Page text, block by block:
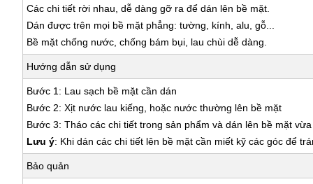
Các chi tiết rời nhau, dễ dàng gỡ ra để dán lên bề mặt.
Dán được trên mọi bề mặt phẳng: tường, kính, alu, gỗ...
Bề mặt chống nước, chống bám bụi, lau chùi dễ dàng.
Hướng dẫn sử dụng
Bước 1: Lau sạch bề mặt cần dán
Bước 2: Xịt nước lau kiếng, hoặc nước thường lên bề mặt
Bước 3: Tháo các chi tiết trong sản phẩm và dán lên bề mặt
Lưu ý: Khi dán các chi tiết lên bề mặt cần miết kỹ các góc để
Bảo quản